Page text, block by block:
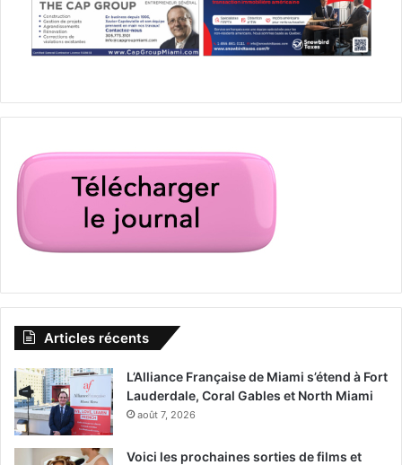
Articles récents
L’Alliance Française de Miami s’étend à Fort
Lauderdale, Coral Gables et North Miami
août 7, 2026
Voici les prochaines sorties de films et